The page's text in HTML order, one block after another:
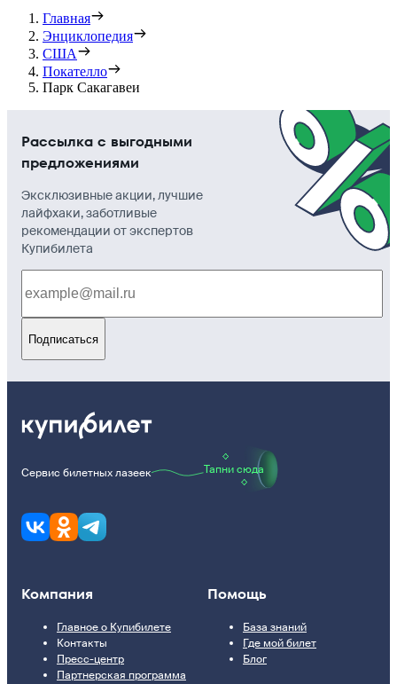
Главная
Энциклопедия
США
Покателло
Парк Сакагавеи
Рассылка с выгодными
предложениями
Эксклюзивные акции, лучшие
лайфхаки, заботливые
рекомендации от экспертов
Купибилета
Подписаться
Сервис билетных лазеек Тапни сюда
Компания
Главное о Купибилете
Контакты
Пресс-центр
Партнерская программа
Помощь
База знаний
Где мой билет
Блог